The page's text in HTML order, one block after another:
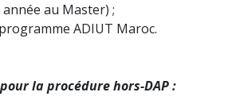
au Master) ;
ADIUT Maroc.
la procédure hors-DAP :